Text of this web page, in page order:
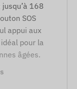
168
SOS
appui aux
pour la
âgées.